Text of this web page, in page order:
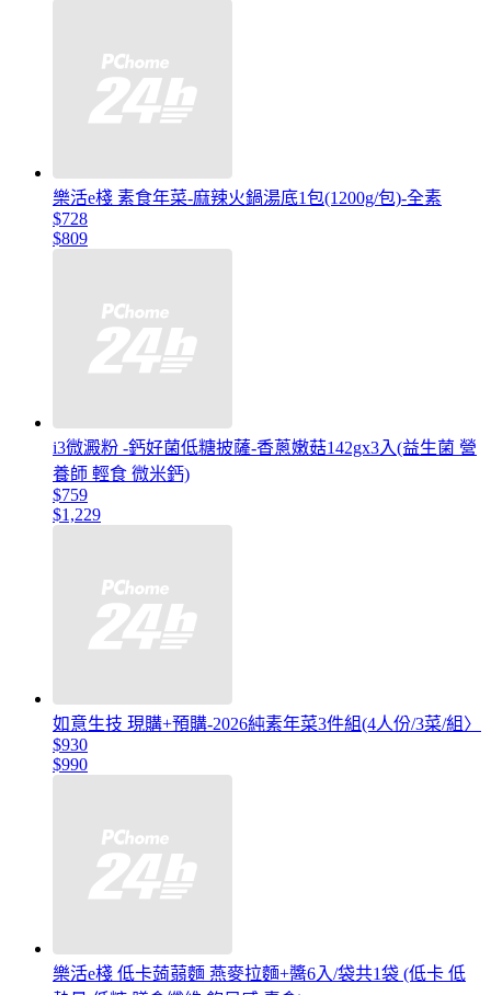
樂活e棧 素食年菜-麻辣火鍋湯底1包(1200g/包)-全素
$728
$809
i3微澱粉 -鈣好菌低糖披薩-香蔥嫩菇142gx3入(益生菌 營
養師 輕食 微米鈣)
$759
$1,229
如意生技 現購+預購-2026純素年菜3件組(4人份/3菜/組〉
$930
$990
樂活e棧 低卡蒟蒻麵 燕麥拉麵+醬6入/袋共1袋 (低卡 低